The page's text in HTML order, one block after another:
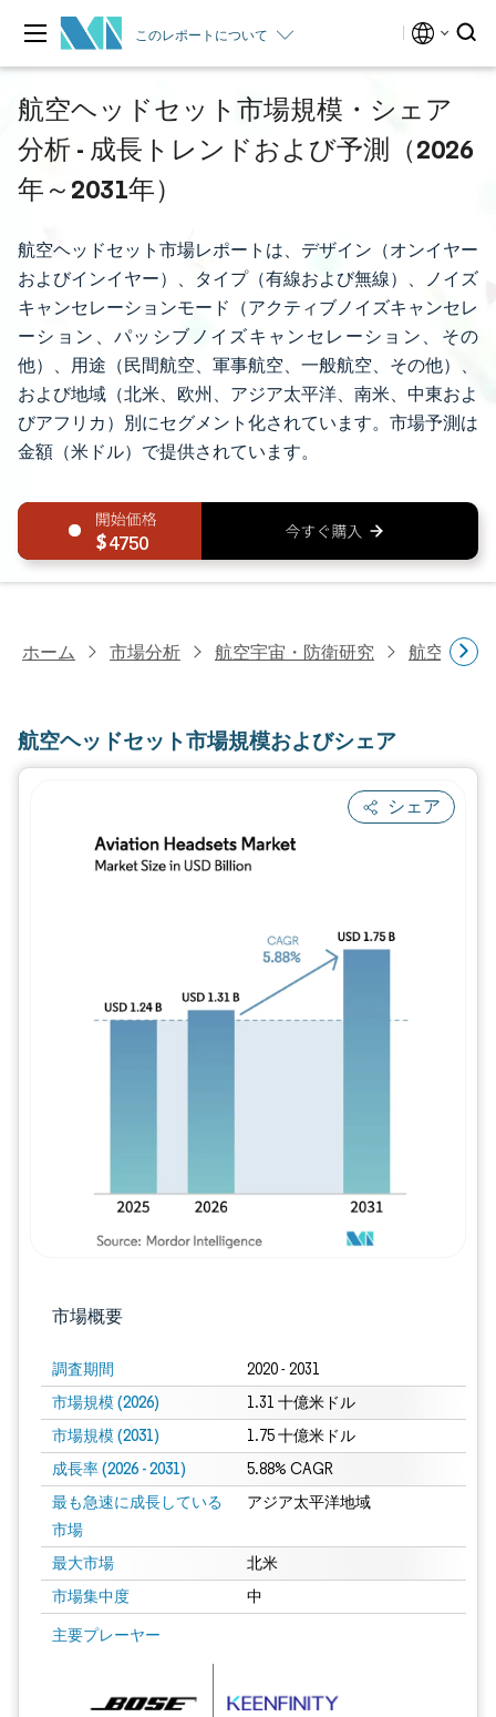
このレポートについて
航空ヘッドセット市場規模・シェア
分析 - 成長トレンドおよび予測（2026
年～2031年）
航空ヘッドセット市場レポートは、デザイン（オンイヤー
およびインイヤー）、タイプ（有線および無線）、ノイズ
キャンセレーションモード（アクティブノイズキャンセレ
ーション、パッシブノイズキャンセレーション、その
他）、用途（民間航空、軍事航空、一般航空、その他）、
および地域（北米、欧州、アジア太平洋、南米、中東およ
びアフリカ）別にセグメント化されています。市場予測は
金額（米ドル）で提供されています。
4750
ホーム 市場分析 航空宇宙・防衛研究 航空機部
航空ヘッドセット市場規模およびシェア
シェア
市場概要
調査期間 2020 - 2031
市場規模 (2026) 1.31 十億米ドル
市場規模 (2031) 1.75 十億米ドル
成長率 (2026 - 2031) 5.88% CAGR
最も急速に成長している
市場
アジア太平洋地域
最大市場 北米
市場集中度 中
主要プレーヤー
画像 © Mordor Intelligence。再利用にはCC BY 4.0の表示が必要です。